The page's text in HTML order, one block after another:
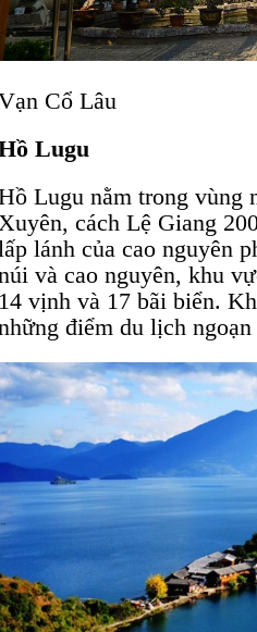
Cổ Lâu
Lugu
Lugu nằm trong vùng
cách Lệ Giang
lánh của cao nguyên
và cao nguyên, khu
14 vịnh và 17 bãi biển.
điểm du lịch